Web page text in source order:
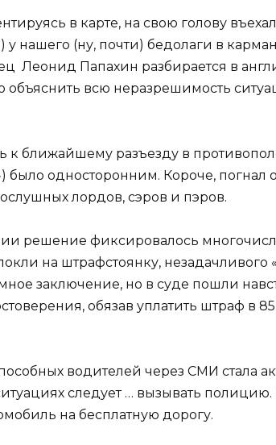
в карте, на свою голову
у нашего (ну, почти) бедолаги в
Леонид Папахин разбирается в
объяснить всю неразрешимость
к ближайшему разъезду в
было односторонним. Короче,
лордов, сэров и пэров.
решение фиксировалось
на штрафстоянку, незадачливого
заключение, но в суде пошли
обязав уплатить штраф в
водителей через СМИ стала
следует … вызывать
на бесплатную дорогу.